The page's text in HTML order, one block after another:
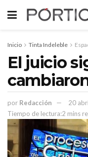
Inicio Tinta Indeleble
El juicio
por Redacción
20
Tiempo de lectura:2 mins